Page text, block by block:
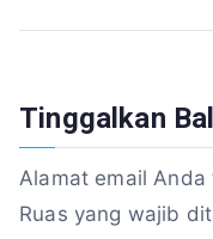
Tinggalkan
Alamat email
Ruas yang wajib